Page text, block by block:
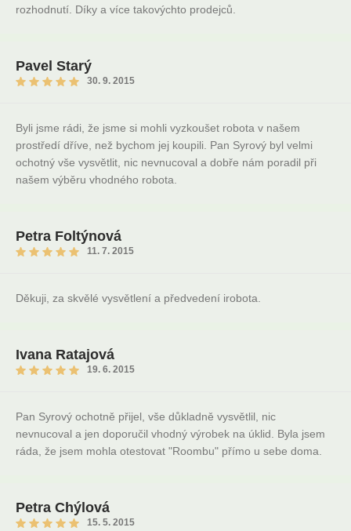
rozhodnutí. Díky a více takovýchto prodejců.
Pavel Starý
30. 9. 2015
Byli jsme rádi, že jsme si mohli vyzkoušet robota v našem
prostředí dříve, než bychom jej koupili. Pan Syrový byl velmi
ochotný vše vysvětlit, nic nevnucoval a dobře nám poradil při
našem výběru vhodného robota.
Petra Foltýnová
11. 7. 2015
Děkuji, za skvělé vysvětlení a předvedení irobota.
Ivana Ratajová
19. 6. 2015
Pan Syrový ochotně přijel, vše důkladně vysvětlil, nic
nevnucoval a jen doporučil vhodný výrobek na úklid. Byla jsem
ráda, že jsem mohla otestovat "Roombu" přímo u sebe doma.
Petra Chýlová
15. 5. 2015